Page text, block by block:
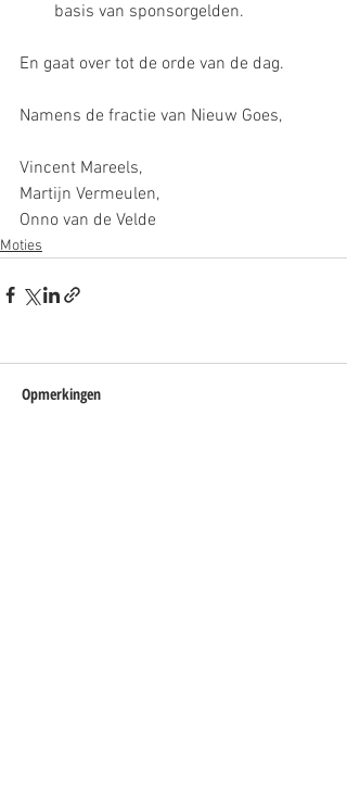
basis van sponsorgelden.
En gaat over tot de orde van de dag.
Namens de fractie van Nieuw Goes,
Vincent Mareels,
Martijn Vermeulen,
Onno van de Velde
Moties
Opmerkingen